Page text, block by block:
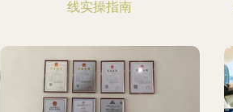
线实操指南